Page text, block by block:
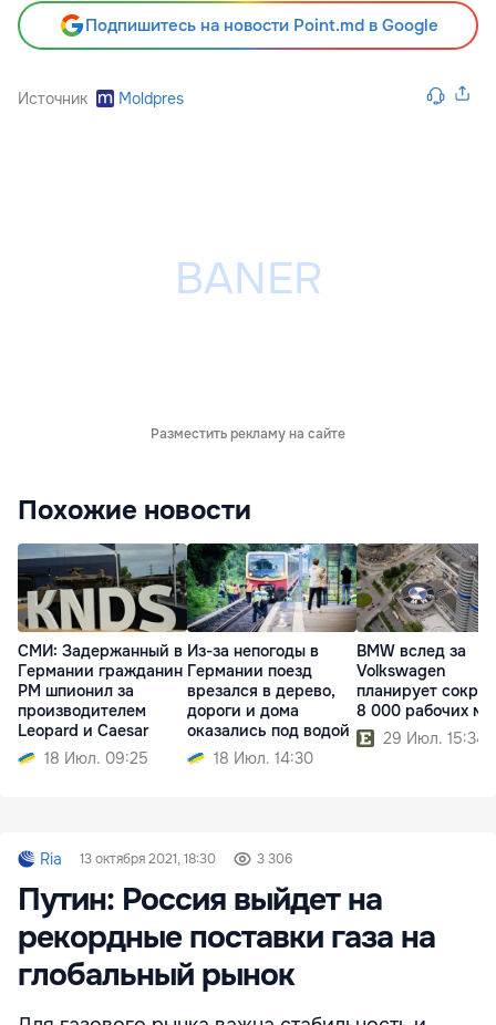
Подпишитесь на новости Point.md в Google
Источник Moldpres
Разместить рекламу на сайте
Похожие новости
СМИ: Задержанный в
Германии гражданин
РМ шпионил за
производителем
Leopard и Caesar
18 Июл. 09:25
Из-за непогоды в
Германии поезд
врезался в дерево,
дороги и дома
оказались под водой
18 Июл. 14:30
BMW вслед за
Volkswagen
планирует
8 000 рабочих
29 Июл. 15:34
Ria 13 октября 2021, 18:30 3 306
Путин: Россия выйдет на
рекордные поставки газа на
глобальный рынок